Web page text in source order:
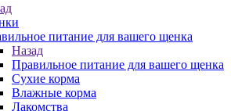
питание для вашего щенка
Назад
Правильное питание для вашего щенка
Сухие корма
Влажные корма
Лакомства